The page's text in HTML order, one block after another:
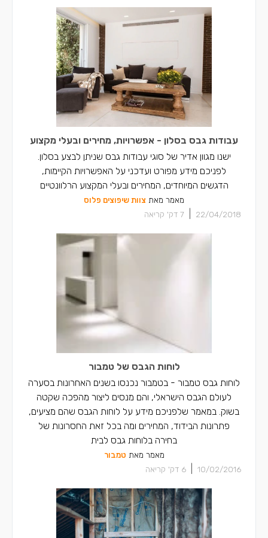
קבלני גבס באעבלין
קבלני גבס ברכסים
קבלני גבס בכפר יאסיף
עבודות גבס בסלון - אפשרויות, מחירים ובעלי מקצוע
ישנו מגוון אדיר של סוגי עבודות גבס שניתן לבצע בסלון.
לפניכם מידע מפורט ועדכני על האפשרויות הקיימות,
הדגשים המיוחדים, המחירים ובעלי המקצוע הרלוונטיים
מאמר מאת צוות שיפוצים פלוס
22/04/2018
7 דק' קריאה
לוחות הגבס של טמבור
לוחות גבס טמבור - בטמבור נכנסו בשנים האחרונות בסערה
לעולם הגבס הישראלי, והם מנסים ליצור מהפכה שקטה
בשוק. במאמר שלפניכם מידע על לוחות הגבס שהם מציעים,
פתרונות הבידוד, המחירים ומה בכל זאת החסרונות של
בחירה בלוחות גבס לבית
מאמר מאת טמבור
10/02/2016
6 דק' קריאה